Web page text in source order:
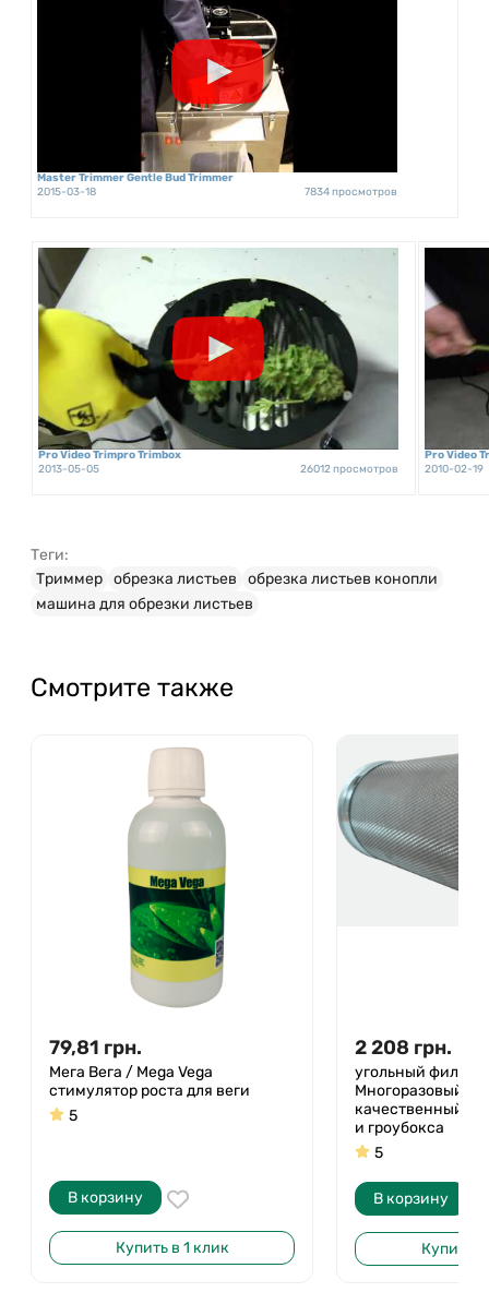
Master Trimmer Gentle Bud Trimmer
2015-03-18
7834 просмотров
Pro Video Trimpro Trimbox
2013-05-05
26012 просмотров
Pro Video
2010-02-19
Теги:
Триммер обрезка листьев
обрезка листьев конопли
машина для обрезки листьев
Смотрите также
79,81 грн.
Мега Вега / Mega Vega
стимулятор роста для веги
5
В корзину
Купить в 1 клик
2 208 грн.
угольный фильтр
Многоразовый,
качественный
и гроубокса
5
В корзину
Купить в